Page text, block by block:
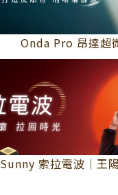
Onda Pro 昂達超
Sunny 索拉電波｜王